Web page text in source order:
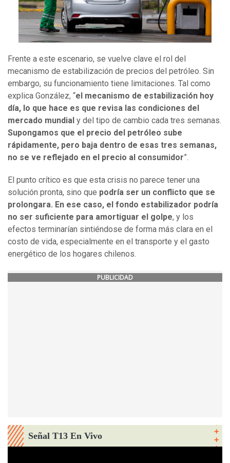
Frente a este escenario, se vuelve clave el rol del
mecanismo de estabilización de precios del petróleo. Sin
embargo, su funcionamiento tiene limitaciones. Tal como
explica González, “el mecanismo de estabilización hoy
día, lo que hace es que revisa las condiciones del
mercado mundial y del tipo de cambio cada tres semanas.
Supongamos que el precio del petróleo sube
rápidamente, pero baja dentro de esas tres semanas,
no se ve reflejado en el precio al consumidor”.
El punto crítico es que esta crisis no parece tener una
solución pronta, sino que podría ser un conflicto que se
prolongara. En ese caso, el fondo estabilizador podría
no ser suficiente para amortiguar el golpe, y los
efectos terminarían sintiéndose de forma más clara en el
costo de vida, especialmente en el transporte y el gasto
energético de los hogares chilenos.
PUBLICIDAD
Señal T13 En Vivo